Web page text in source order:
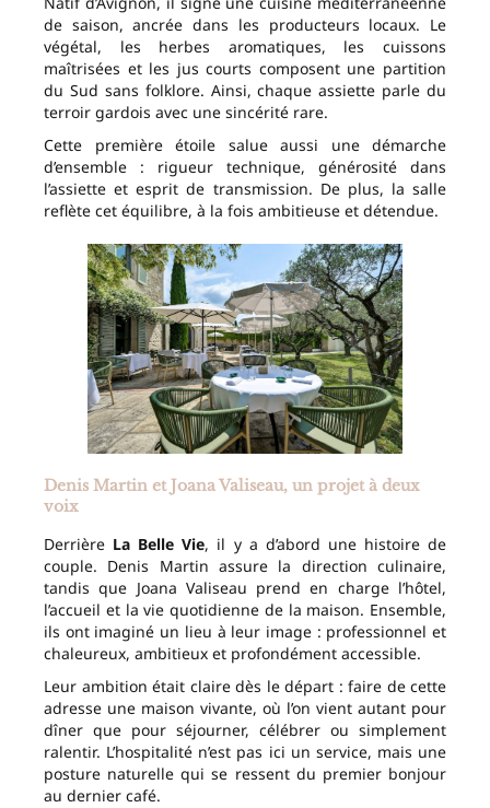
de saison, ancrée dans les producteurs locaux. Le
végétal, les herbes aromatiques, les cuissons
maîtrisées et les jus courts composent une partition
du Sud sans folklore. Ainsi, chaque assiette parle du
terroir gardois avec une sincérité rare.
Cette première étoile salue aussi une démarche
d’ensemble : rigueur technique, générosité dans
l’assiette et esprit de transmission. De plus, la salle
reflète cet équilibre, à la fois ambitieuse et détendue.
Denis Martin et Joana Valiseau, un projet à deux
voix
Derrière La Belle Vie, il y a d’abord une histoire de
couple. Denis Martin assure la direction culinaire,
tandis que Joana Valiseau prend en charge l’hôtel,
l’accueil et la vie quotidienne de la maison. Ensemble,
ils ont imaginé un lieu à leur image : professionnel et
chaleureux, ambitieux et profondément accessible.
Leur ambition était claire dès le départ : faire de cette
adresse une maison vivante, où l’on vient autant pour
dîner que pour séjourner, célébrer ou simplement
ralentir. L’hospitalité n’est pas ici un service, mais une
posture naturelle qui se ressent du premier bonjour
au dernier café.